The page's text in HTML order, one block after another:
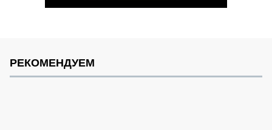
РЕКОМЕНДУЕМ